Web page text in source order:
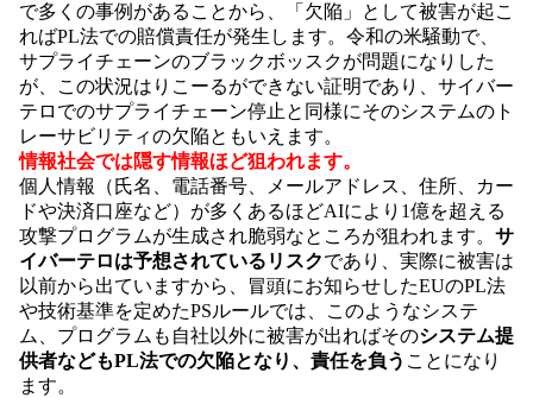
で多くの事例があることから、「欠陥」として被害が起こ
ればPL法での賠償責任が発生します。令和の米騒動で、
サプライチェーンのブラックボッスクが問題になりした
が、この状況はりこーるができない証明であり、サイバー
テロでのサプライチェーン停止と同様にそのシステムのト
レーサビリティの欠陥ともいえます。
情報社会では隠す情報ほど狙われます。
個人情報（氏名、電話番号、メールアドレス、住所、カー
ドや決済口座など）が多くあるほどAIにより1億を超える
攻撃プログラムが生成され脆弱なところが狙われます。 サ
イバーテロは予想されているリスクであり、実際に被害は
以前から出ていますから、冒頭にお知らせしたEUのPL法
や技術基準を定めたPSルールでは、このようなシステ
ム、プログラムも自社以外に被害が出ればそのシステム提
供者などもPL法での欠陥となり、責任を負う ことになり
ます。